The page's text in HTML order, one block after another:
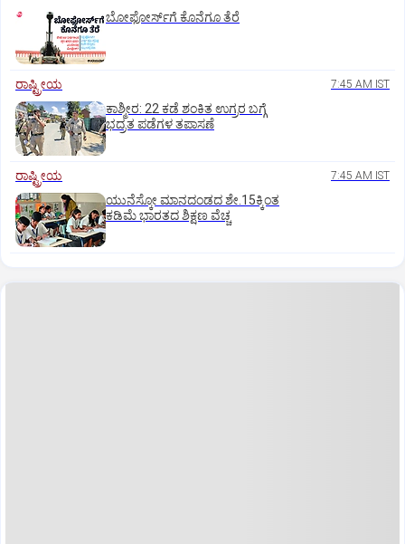
ಬೋಫೋರ್ಸ್‌ಗೆ ಕೊನೆಗೂ ತೆರೆ
ರಾಷ್ಟ್ರೀಯ 7:45 AM IST
ಕಾಶ್ಮೀರ: 22 ಕಡೆ ಶಂಕಿತ ಉಗ್ರರ ಬಗ್ಗೆ
ಭದ್ರತ ಪಡೆಗಳ ತಪಾಸಣೆ
ರಾಷ್ಟ್ರೀಯ 7:45 AM IST
ಯುನೆಸ್ಕೋ ಮಾನದಂಡದ ಶೇ.15ಕ್ಕಿಂತ
ಕಡಿಮೆ ಭಾರತದ ಶಿಕ್ಷಣ ವೆಚ್ಚ